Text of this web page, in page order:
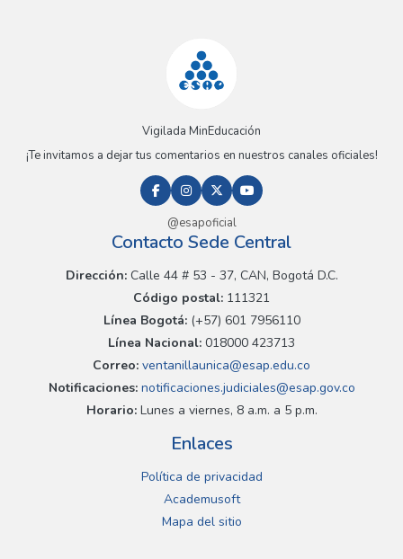
Vigilada MinEducación
¡Te invitamos a dejar tus comentarios en nuestros canales oficiales!
@esapoficial
Contacto Sede Central
Dirección:Calle 44 # 53 - 37, CAN, Bogotá D.C.
Código postal: 111321
Línea Bogotá:(+57) 601 7956110
Línea Nacional: 018000 423713
Correo: ventanillaunica@esap.edu.co
Notificaciones:notificaciones.judiciales@esap.gov.co
Horario:Lunes a viernes, 8 a.m. a 5 p.m.
Enlaces
Política de privacidad
Academusoft
Mapa del sitio